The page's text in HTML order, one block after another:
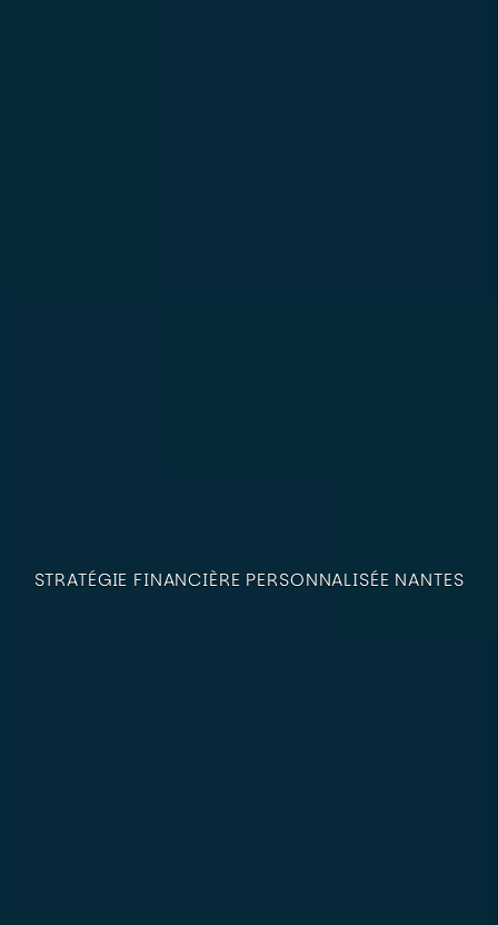
STRATÉGIE FINANCIÈRE PERSONNALISÉE NANTES